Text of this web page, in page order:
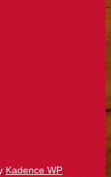
Kadence WP